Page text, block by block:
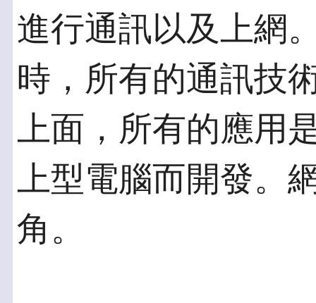
進行通訊以及上網
時，所有的通訊技
上面，所有的應用
上型電腦而開發。
角。